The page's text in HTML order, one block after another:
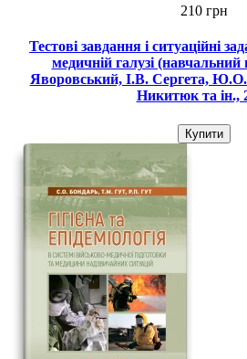
210 грн
Тестові завдання і ситуаційні
медичній галузі
Яворовський, І.В. Сергета,
Никитюк та ін.,
Купити